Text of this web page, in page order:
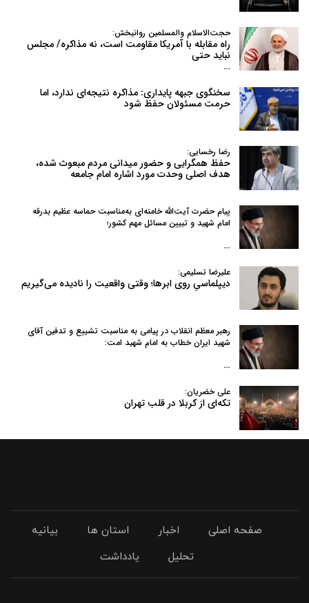
حجت‌الاسلام والمسلمین روانبخش:
راه مقابله با آمریکا مقاومت است، نه مذاکره/ مجلس
نباید حتی
…
سخنگوی جبهه پایداری: مذاکره نتیجه‌ای ندارد، اما
حرمت مسئولان حفظ شود
رضا رخسایی:
حفظ همگرایی و حضور میدانی مردم مبعوث شده،
هدف اصلی وحدت مورد اشاره امام جامعه
پیام حضرت آیت‌الله خامنه‌ای به‌مناسبت حماسه عظیم بدرقه
امام شهید و تبیین مسائل مهم کشور؛
…
علیرضا تسلیمی:
دیپلماسیِ روی ابرها؛ وقتی واقعیت را نادیده می‌گیریم
رهبر معظم انقلاب در پیامی به‌ مناسبت تشییع و تدفین آقای
شهید ایران خطاب به امام شهید امت:
…
علی خضریان:
تکه‌ای از کربلا در قلب تهران
صفحه اصلی اخبار استان ها
بیانیه
تحلیل
یادداشت